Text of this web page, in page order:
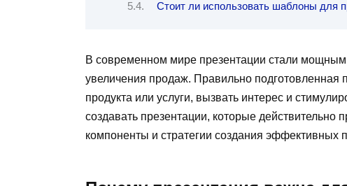
Стоит ли использовать шаблоны для
В современном мире презентации стали
увеличения продаж. Правильно подготовленная
продукта или услуги, вызвать интерес и
создавать презентации, которые
компоненты и стратегии создания эффективных